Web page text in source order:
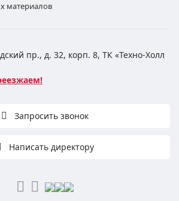
материалов
пр., д. 32, корп. 8, ТК «Техно-Холл
Запросить звонок
Написать директору